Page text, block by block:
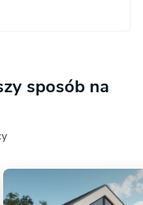
sposób na